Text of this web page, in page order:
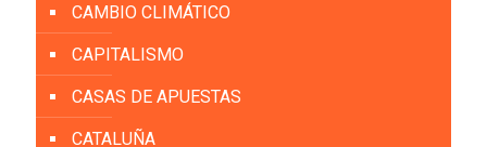
CAMBIO CLIMÁTICO
CAPITALISMO
CASAS DE APUESTAS
CATALUÑA